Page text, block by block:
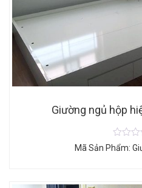
Giường ngủ hộp
Mã Sản Phẩm: